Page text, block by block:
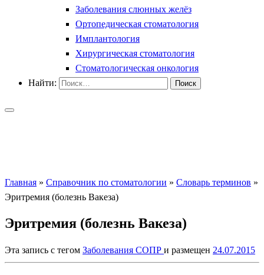
Заболевания слюнных желёз
Ортопедическая стоматология
Имплантология
Хирургическая стоматология
Стоматологическая онкология
Найти:
Главная » Справочник по стоматологии » Словарь терминов »
Эритремия (болезнь Вакеза)
Эритремия (болезнь Вакеза)
Эта запись с тегом Заболевания СОПР и размещен 24.07.2015